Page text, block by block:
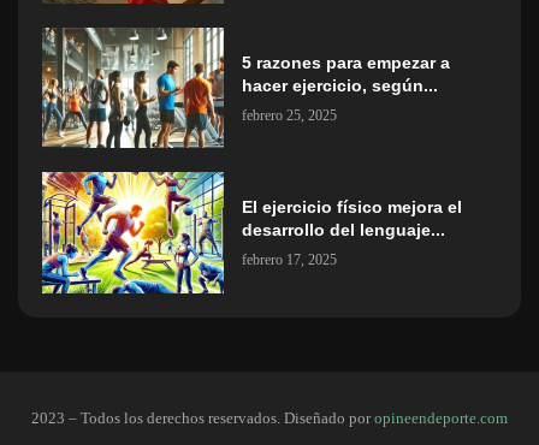
5 razones para empezar a
hacer ejercicio, según...
febrero 25, 2025
El ejercicio físico mejora el
desarrollo del lenguaje...
febrero 17, 2025
2023 – Todos los derechos reservados. Diseñado poropineendeporte.com